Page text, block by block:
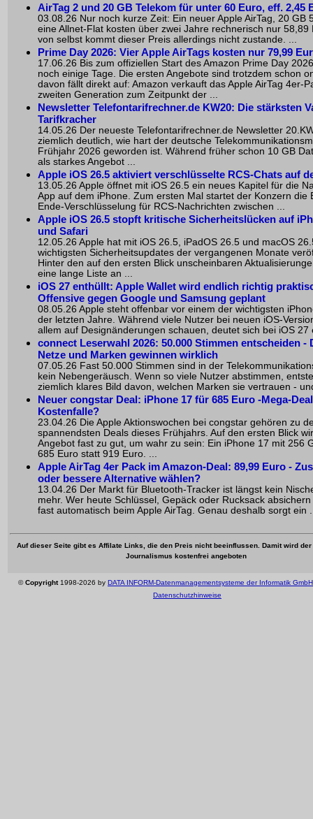
AirTag 2 und 20 GB Telekom für unter 60 Euro, eff. 2,45
03.08.26 Nur noch kurze Zeit: Ein neuer Apple AirTag, 20 GB
eine Allnet-Flat kosten über zwei Jahre rechnerisch nur 58,89
von selbst kommt dieser Preis allerdings nicht zustande. ...
Prime Day 2026: Vier Apple AirTags kosten nur 79,99
17.06.26 Bis zum offiziellen Start des Amazon Prime Day
noch einige Tage. Die ersten Angebote sind trotzdem schon
davon fällt direkt auf: Amazon verkauft das Apple AirTag 4er-
zweiten Generation zum Zeitpunkt der ...
Newsletter Telefontarifrechner.de KW20: Die stärksten
Tarifkracher
14.05.26 Der neueste Telefontarifrechner.de Newsletter
ziemlich deutlich, wie hart der deutsche
Frühjahr 2026 geworden ist. Während früher schon 10 GB
als starkes Angebot ...
Apple iOS 26.5 aktiviert verschlüsselte RCS-Chats auf
13.05.26 Apple öffnet mit iOS 26.5 ein neues Kapitel für die
App auf dem iPhone. Zum ersten Mal startet der Konzern die
Ende-Verschlüsselung für RCS-Nachrichten zwischen ...
Apple iOS 26.5 stopft kritische Sicherheitslücken auf
und Safari
12.05.26 Apple hat mit iOS 26.5, iPadOS 26.5 und macOS
wichtigsten Sicherheitsupdates der vergangenen Monate
Hinter den auf den ersten Blick unscheinbaren
eine lange Liste an ...
iOS 27 enthüllt: Apple Wallet wird endlich richtig
Offensive gegen Google und Samsung geplant
08.05.26 Apple steht offenbar vor einem der wichtigsten
der letzten Jahre. Während viele Nutzer bei neuen iOS-
allem auf Designänderungen schauen, deutet sich bei iOS 27
connect Leserwahl 2026: 50.000 Stimmen entscheiden -
Netze und Marken gewinnen wirklich
07.05.26 Fast 50.000 Stimmen sind in der
kein Nebengeräusch. Wenn so viele Nutzer abstimmen,
ziemlich klares Bild davon, welchen Marken sie vertrauen -
Neuer congstar Deal: iPhone 17 für 685 Euro -Mega-
Kostenfalle?
23.04.26 Die Apple Aktionswochen bei congstar gehören zu
spannendsten Deals dieses Frühjahrs. Auf den ersten Blick
Angebot fast zu gut, um wahr zu sein: Ein iPhone 17 mit 256
685 Euro statt 919 Euro. ...
Apple AirTag 4er Pack im Amazon-Deal: 89,99 Euro -
oder bessere Alternative wählen?
13.04.26 Der Markt für Bluetooth-Tracker ist längst kein
mehr. Wer heute Schlüssel, Gepäck oder Rucksack
fast automatisch beim Apple AirTag. Genau deshalb sorgt ein
Auf dieser Seite gibt es Affilate Links, die den Preis nicht beeinflussen. Damit wird
Journalismus kostenfrei angeboten
©Copyright1998-2026 by DATA INFORM-Datenmanagementsysteme der Informatik GmbH
Datenschutzhinweise